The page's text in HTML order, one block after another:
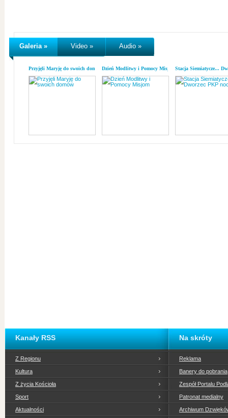
Galeria » Video » Audio »
Przyjęli Maryję do swoich domówDzień Modlitwy i Pomocy MisjomStacja Siemiatycze...
Kanały RSS
Z Regionu
Kultura
Z życia Kościoła
Sport
Aktualności
Na skróty
Reklama
Banery do pobrania
Zespół Portalu
Patronat medialny
Archiwum